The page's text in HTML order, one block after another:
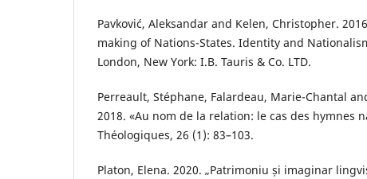
Pavković, Aleksandar and Kelen, Christopher.
making of Nations-States. Identity and
London, New York: I.B. Tauris & Co. LTD.
Perreault, Stéphane, Falardeau, Marie-Chantal
2018. «Au nom de la relation: le cas des hymnes
Théologiques, 26 (1): 83–103.
Platon, Elena. 2020. „Patrimoniu și imaginar